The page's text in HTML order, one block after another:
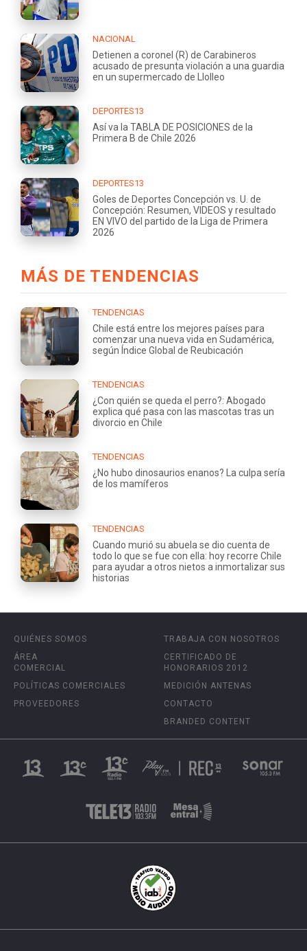
NACIONAL
Detienen a coronel (R) de Carabineros
acusado de presunta violación a una guardia
en un supermercado de Llolleo
DEPORTES13
Así va la TABLA DE POSICIONES de la
Primera B de Chile 2026
DEPORTES13
Goles de Deportes Concepción vs. U. de
Concepción: Resumen, VIDEOS y resultado
EN VIVO del partido de la Liga de Primera
2026
MÁS DE TENDENCIAS
TENDENCIAS
Chile está entre los mejores países para
comenzar una nueva vida en Sudamérica,
según Índice Global de Reubicación
TENDENCIAS
¿Con quién se queda el perro?: Abogado
explica qué pasa con las mascotas tras un
divorcio en Chile
TENDENCIAS
¿No hubo dinosaurios enanos? La culpa sería
de los mamíferos
TENDENCIAS
Cuando murió su abuela se dio cuenta de
todo lo que se fue con ella: hoy recorre Chile
para ayudar a otros nietos a inmortalizar sus
historias
QUIÉNES SOMOS
ÁREA
COMERCIAL
POLÍTICAS COMERCIALES
PROVEEDORES
TRABAJA CON NOSOTROS
CERTIFICADO DE
HONORARIOS 2012
MEDICIÓN ANTENAS
CONTACTO
BRANDED CONTENT